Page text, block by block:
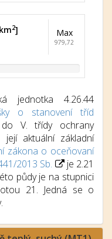
2] Max
979,72
jednotka 4.26.44
o stanovení tříd
do V. třídy ochrany
její aktuální základní
zákona o oceňovaní
2013 Sb.
je 2.21
půdy je na stupnici
21. Jedná se o